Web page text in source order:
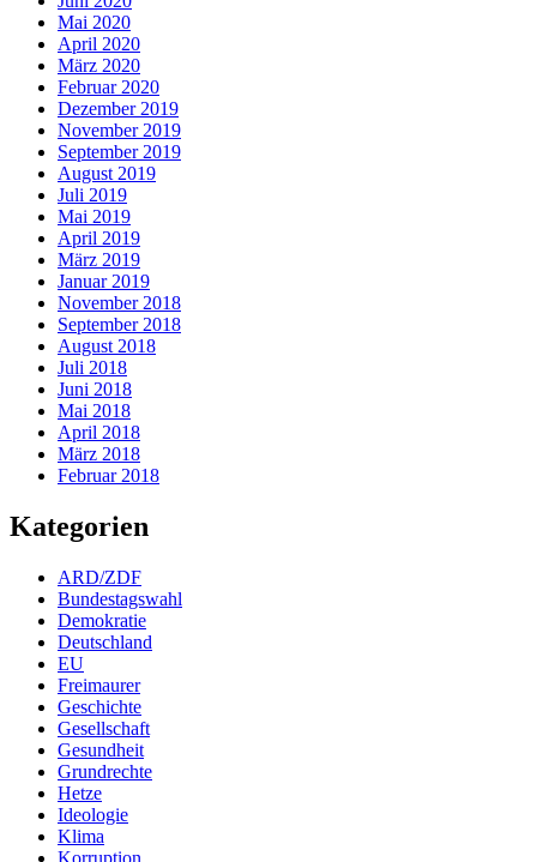
Mai 2020
April 2020
März 2020
Februar 2020
Dezember 2019
November 2019
September 2019
August 2019
Juli 2019
Mai 2019
April 2019
März 2019
Januar 2019
November 2018
September 2018
August 2018
Juli 2018
Juni 2018
Mai 2018
April 2018
März 2018
Februar 2018
Kategorien
ARD/ZDF
Bundestagswahl
Demokratie
Deutschland
EU
Freimaurer
Geschichte
Gesellschaft
Gesundheit
Grundrechte
Hetze
Ideologie
Klima
Korruption